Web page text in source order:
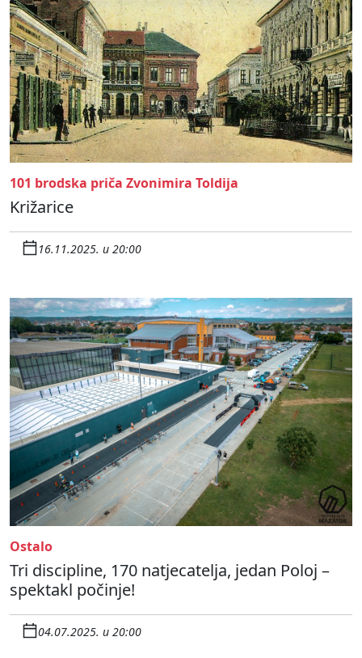
101 brodska priča Zvonimira Toldija
Križarice
16.11.2025. u 20:00
Ostalo
Tri discipline, 170 natjecatelja, jedan Poloj –
spektakl počinje!
04.07.2025. u 20:00